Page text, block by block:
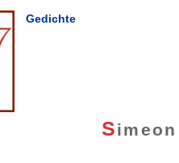
Gedichte
Simeon